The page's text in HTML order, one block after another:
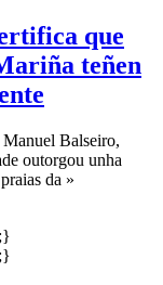
que
teñen
Balseiro,
outorgou unha
da »